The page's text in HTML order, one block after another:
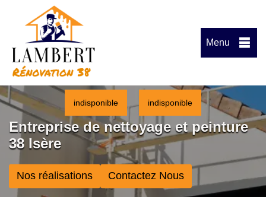
Menu
indisponible indisponible
Entreprise de nettoyage et peinture
38 Isère
Nos réalisations Contactez Nous